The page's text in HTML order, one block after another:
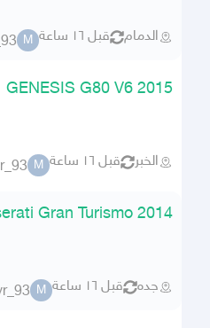
الدمام قبل ١٦ ساعة M
GENESIS G80 V6 2015
الخبر قبل ١٦ ساعة M
Gran Turismo 2014
جده قبل ١٦ ساعة M